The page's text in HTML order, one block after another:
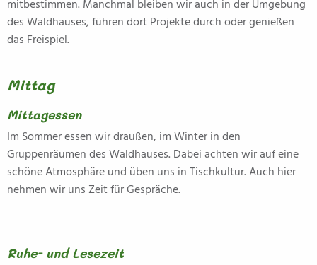
mitbestimmen. Manchmal bleiben wir auch in der Umgebung
des Waldhauses, führen dort Projekte durch oder genießen
das Freispiel.
Mittag
Mittagessen
Im Sommer essen wir draußen, im Winter in den
Gruppenräumen des Waldhauses. Dabei achten wir auf eine
schöne Atmosphäre und üben uns in Tischkultur. Auch hier
nehmen wir uns Zeit für Gespräche.
Ruhe- und Lesezeit